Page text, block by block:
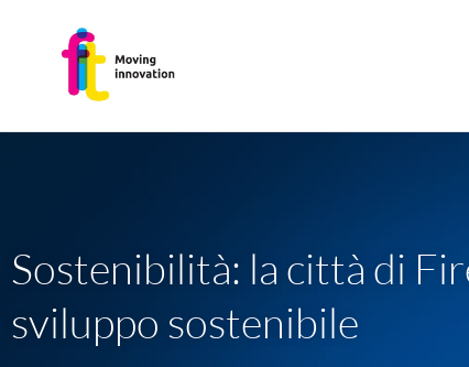
Sostenibilità: la città di
sviluppo sostenibile